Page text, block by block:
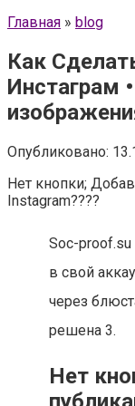
Главная » blog
Как
Инстаграм
Опубликовано:
Нет кнопки;
Instagram????
Soc-proof.su
в свой
через
решена 3.
Нет